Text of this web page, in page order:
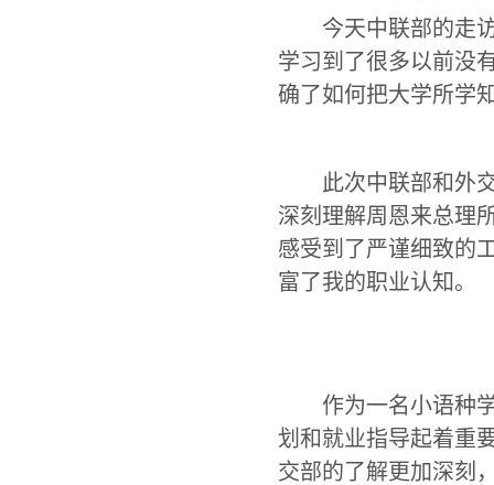
今天中联部的走
学习到了很多以前没
确了如何把大学所学
此次中联部和外
深刻理解周恩来总理
感受到了严谨细致的
富了我的职业认知。
作为一名小语种
划和就业指导起着重
交部的了解更加深刻